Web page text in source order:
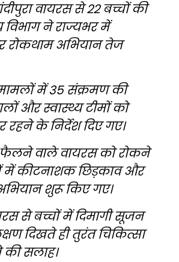
वायरस से 22 बच्चों की
विभाग ने राज्यभर में
रोकथाम अभियान तेज
में 35 संक्रमण की
और स्वास्थ्य टीमों को
रहने के निर्देश दिए गए।
वाले वायरस को रोकने
में कीटनाशक छिड़काव और
शुरू किए गए।
से बच्चों में दिमागी सूजन
दिखते ही तुरंत चिकित्सा
सलाह।